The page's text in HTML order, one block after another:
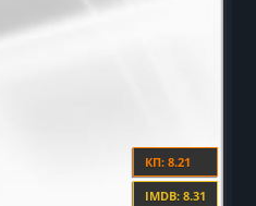
КП: 8.21
IMDB: 8.31